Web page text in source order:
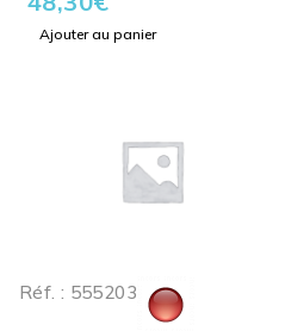
Ajouter au panier
Réf. : 555203